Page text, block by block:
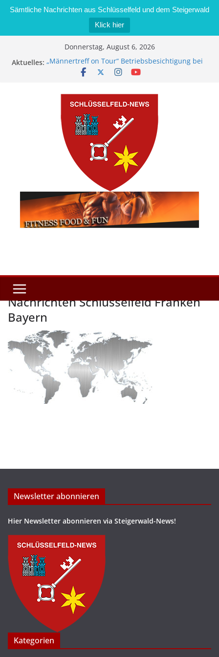
Sämtliche Nachrichten aus Schlüsselfeld und dem Steigerwald
Klick hier
Donnerstag, August 6, 2026
Aktuelles: „Männertreff on Tour“ Betriebsbesichtigung bei
der Schreinerei Zimmermann GmbH
Kontrolle
Kindergartenplätze an
Dieseldiebstahl im Wert von 600 Euro
Nachrichten Schlüsselfeld Franken
Bayern
Newsletter abonnieren
Hier Newsletter abonnieren via Steigerwald-News!
Kategorien